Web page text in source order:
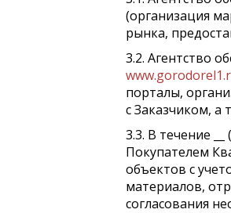
(организация
рынка,
3.2. Агентство
порталы,
с Заказчиком, а
3.3. В течение
Покупателем
объектов с
материалов,
согласования